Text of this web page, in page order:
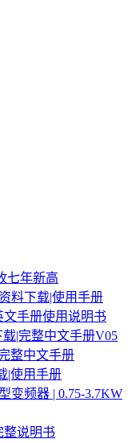
七年新高
料下载|使用手册
文手册使用说明书
|完整中文手册V05
整中文手册
|使用手册
变频器 | 0.75-3.7KW
整说明书